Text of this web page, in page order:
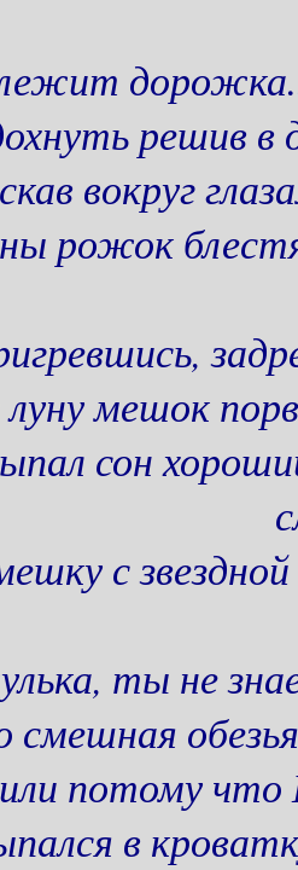
решив в
вокруг
рожок
мешок
сон
с
ты не
потому
в